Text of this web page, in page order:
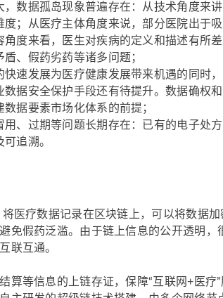
数据孤岛现象普遍存在：从技术角度来
度；从医疗主体角度来说，部分医院出于
度来看，医生对疾病的定义和描述有所
、假药劣药等诸多问题；
速发展为医疗健康发展带来机遇的同时
据安全保护手段还有待提升。数据确权
据要素市场化体系的前提；
、过期等问题长期存在：已有的电子处
追溯。
医疗数据记录在区块链上，可以将数据
免假药泛滥。由于链上信息的公开透明，
联互通。
算等信息的上链存证，保障“互联网+医